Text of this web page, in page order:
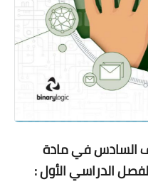
السادس في مادة
الدراسي الأول :